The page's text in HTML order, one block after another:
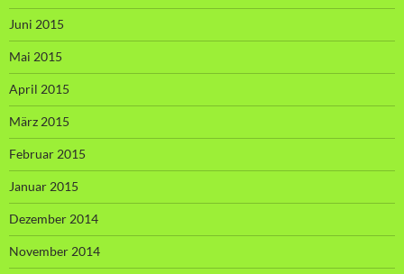
Juni 2015
Mai 2015
April 2015
März 2015
Februar 2015
Januar 2015
Dezember 2014
November 2014